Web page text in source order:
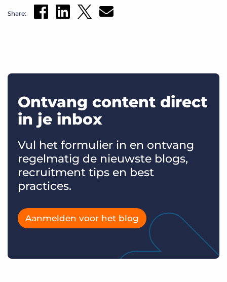
Share:
Ontvang content direct
in je inbox
Vul het formulier in en ontvang
regelmatig de nieuwste blogs,
recruitment tips en best
practices.
Aanmelden voor het blog